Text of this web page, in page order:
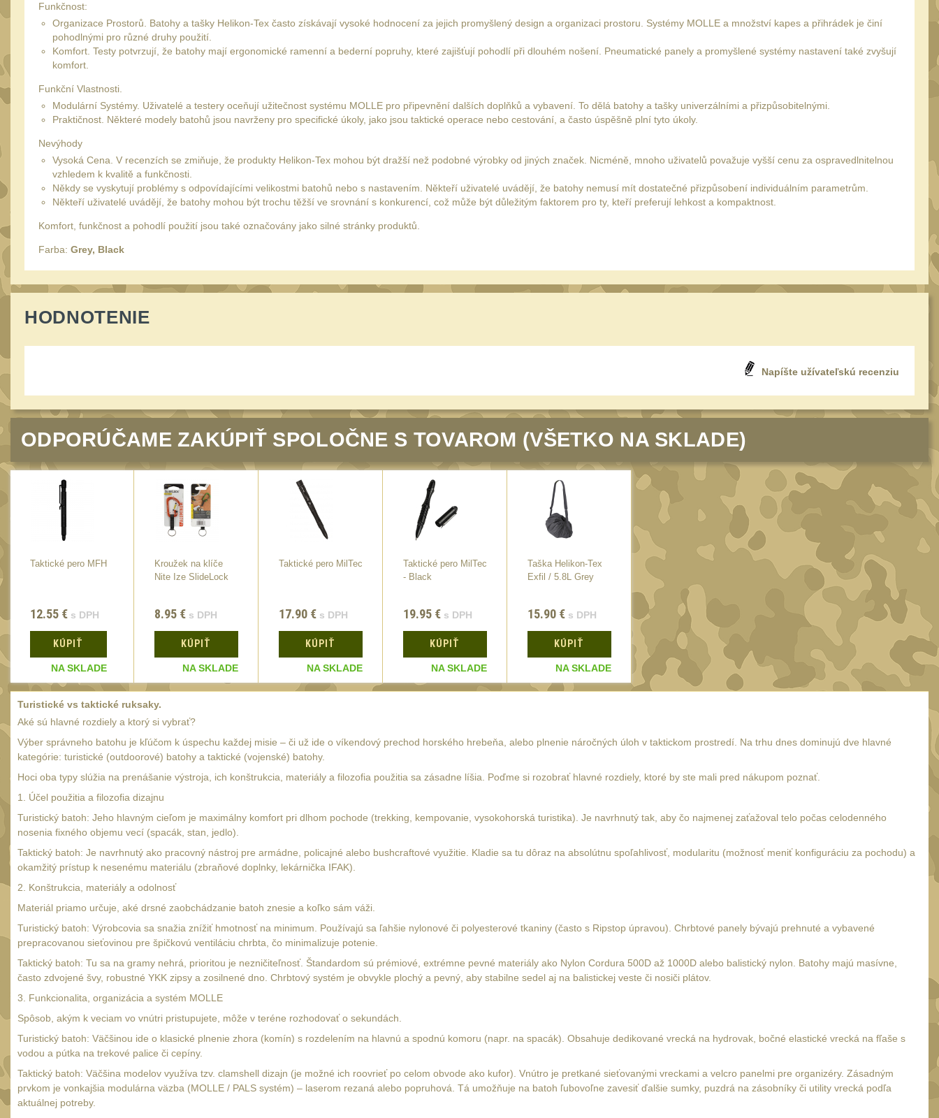
Funkčnost:
Organizace Prostorů. Batohy a tašky Helikon-Tex často získávají vysoké hodnocení za jejich promyšlený design a organizaci prostoru. Systémy MOLLE a množství kapes a přihrádek je činí
pohodlnými pro různé druhy použití.
Komfort. Testy potvrzují, že batohy mají ergonomické ramenní a bederní popruhy, které zajišťují pohodlí při dlouhém nošení. Pneumatické panely a promyšlené systémy nastavení také zvyšují
komfort.
Funkční Vlastnosti.
Modulární Systémy. Uživatelé a testery oceňují užitečnost systému MOLLE pro připevnění dalších doplňků a vybavení. To dělá batohy a tašky univerzálními a přizpůsobitelnými.
Praktičnost. Některé modely batohů jsou navrženy pro specifické úkoly, jako jsou taktické operace nebo cestování, a často úspěšně plní tyto úkoly.
Nevýhody
Vysoká Cena. V recenzích se zmiňuje, že produkty Helikon-Tex mohou být dražší než podobné výrobky od jiných značek. Nicméně, mnoho uživatelů považuje vyšší cenu za ospravedlnitelnou
vzhledem k kvalitě a funkčnosti.
Někdy se vyskytují problémy s odpovídajícími velikostmi batohů nebo s nastavením. Někteří uživatelé uvádějí, že batohy nemusí mít dostatečné přizpůsobení individuálním parametrům.
Někteří uživatelé uvádějí, že batohy mohou být trochu těžší ve srovnání s konkurencí, což může být důležitým faktorem pro ty, kteří preferují lehkost a kompaktnost.
Komfort, funkčnost a pohodlí použití jsou také označovány jako silné stránky produktů.
Farba: Grey, Black
HODNOTENIE
Napíšte užívateľskú recenziu
ODPORÚČAME ZAKÚPIŤ SPOLOČNE S TOVAROM (VŠETKO NA SKLADE)
Taktické pero MFH
12.55 € s DPH
KÚPIŤ
NA SKLADE
Kroužek na klíče
Nite Ize SlideLock
8.95 € s DPH
KÚPIŤ
NA SKLADE
Taktické pero MilTec
17.90 € s DPH
KÚPIŤ
NA SKLADE
Taktické pero MilTec
- Black
19.95 € s DPH
KÚPIŤ
NA SKLADE
Taška Helikon-Tex
Exfil / 5.8L Grey
15.90 € s DPH
KÚPIŤ
NA SKLADE
12.55€
KÚPIŤ
NA SKLADE
Kroužek na klíče
Nite Ize SlideLock
€
KÚPIŤ
NA SKLADE
17.90
Turistické vs taktické ruksaky.
Aké sú hlavné rozdiely a ktorý si vybrať?
Výber správneho batohu je kľúčom k úspechu každej misie – či už ide o víkendový prechod horského hrebeňa, alebo plnenie náročných úloh v taktickom prostredí. Na trhu dnes dominujú dve hlavné
kategórie: turistické (outdoorové) batohy a taktické (vojenské) batohy.
Hoci oba typy slúžia na prenášanie výstroja, ich konštrukcia, materiály a filozofia použitia sa zásadne líšia. Poďme si rozobrať hlavné rozdiely, ktoré by ste mali pred nákupom poznať.
1. Účel použitia a filozofia dizajnu
Turistický batoh: Jeho hlavným cieľom je maximálny komfort pri dlhom pochode (trekking, kempovanie, vysokohorská turistika). Je navrhnutý tak, aby čo najmenej zaťažoval telo počas celodenného
nosenia fixného objemu vecí (spacák, stan, jedlo).
Taktický batoh: Je navrhnutý ako pracovný nástroj pre armádne, policajné alebo bushcraftové využitie. Kladie sa tu dôraz na absolútnu spoľahlivosť, modularitu (možnosť meniť konfiguráciu za pochodu) a
okamžitý prístup k nesenému materiálu (zbraňové doplnky, lekárnička IFAK).
2. Konštrukcia, materiály a odolnosť
Materiál priamo určuje, aké drsné zaobchádzanie batoh znesie a koľko sám váži.
Turistický batoh: Výrobcovia sa snažia znížiť hmotnosť na minimum. Používajú sa ľahšie nylonové či polyesterové tkaniny (často s Ripstop úpravou). Chrbtové panely bývajú prehnuté a vybavené
prepracovanou sieťovinou pre špičkovú ventiláciu chrbta, čo minimalizuje potenie.
Taktický batoh: Tu sa na gramy nehrá, prioritou je nezničiteľnosť. Štandardom sú prémiové, extrémne pevné materiály ako Nylon Cordura 500D až 1000D alebo balistický nylon. Batohy majú masívne,
často zdvojené švy, robustné YKK zipsy a zosilnené dno. Chrbtový systém je obvykle plochý a pevný, aby stabilne sedel aj na balistickej veste či nosiči plátov.
3. Funkcionalita, organizácia a systém MOLLE
Spôsob, akým k veciam vo vnútri pristupujete, môže v teréne rozhodovať o sekundách.
Turistický batoh: Väčšinou ide o klasické plnenie zhora (komín) s rozdelením na hlavnú a spodnú komoru (napr. na spacák). Obsahuje dedikované vrecká na hydrovak, bočné elastické vrecká na fľaše s
vodou a pútka na trekové palice či cepíny.
Taktický batoh: Väčšina modelov využíva tzv. clamshell dizajn (je možné ich roovrieť po celom obvode ako kufor). Vnútro je pretkané sieťovanými vreckami a velcro panelmi pre organizéry. Zásadným
prvkom je vonkajšia modulárna väzba (MOLLE / PALS systém) – laserom rezaná alebo popruhová. Tá umožňuje na batoh ľubovoľne zavesiť ďalšie sumky, puzdrá na zásobníky či utility vrecká podľa
aktuálnej potreby.